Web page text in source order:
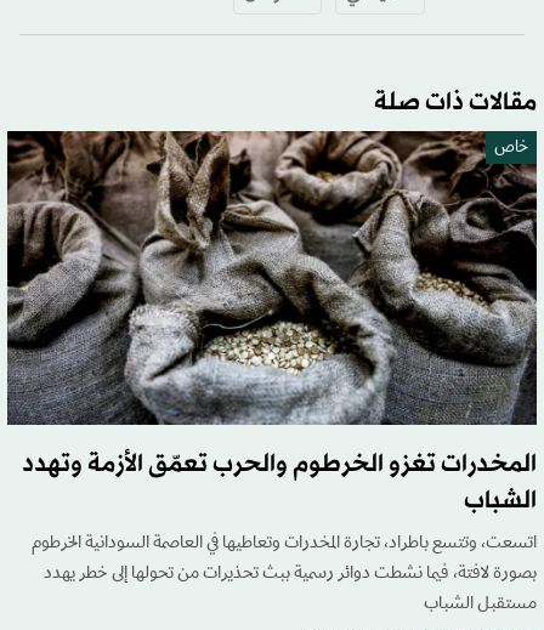
مقالات ذات صلة
خاص
المخدرات تغزو الخرطوم والحرب تعمّق الأزمة وتهدد
الشباب
اتسعت، وتتسع باطراد، تجارة المخدرات وتعاطيها في العاصمة السودانية الخرطوم
بصورة لافتة، فيما نشطت دوائر رسمية ببث تحذيرات من تحولها إلى خطر يهدد
مستقبل الشباب